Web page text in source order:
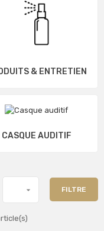
& ENTRETIEN
CASQUE AUDITIF
 FILTRE